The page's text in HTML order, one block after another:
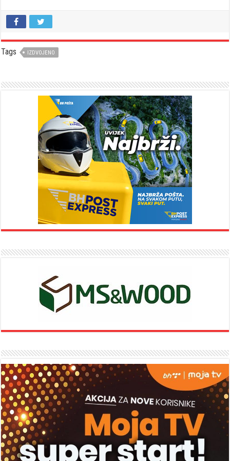
Tags IZDVOJENO